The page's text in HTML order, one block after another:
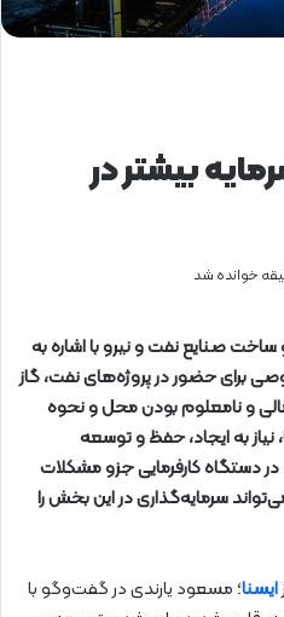
بیشتر در
صنایع نفت و نیرو با اشاره به
حضور در پروژه‌های نفت، گاز
و نامعلوم بودن محل و نحوه
به ایجاد، حفظ و توسعه
در دستگاه کارفرمایی جزو مشکلات
سرمایه‌گذاری در این بخش را
ایسنا؛ مسعود یارندی در گفت‌وگو با